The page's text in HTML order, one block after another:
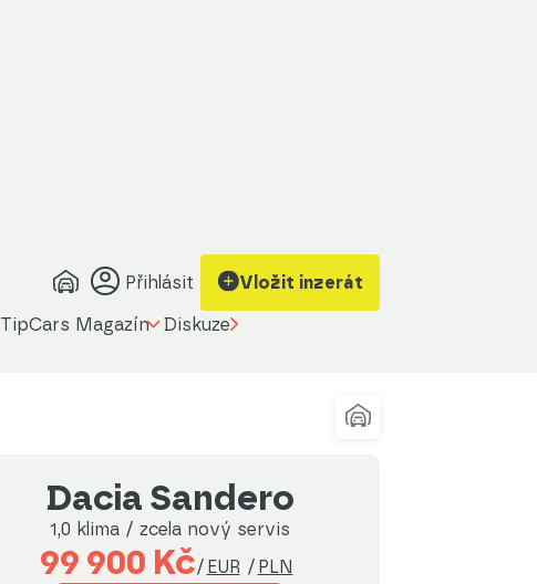
Přihlásit Vložit inzerát
TipCars Magazín Diskuze
Dacia Sandero
1,0 klima / zcela nový servis
99 900 Kč/ EUR / PLN